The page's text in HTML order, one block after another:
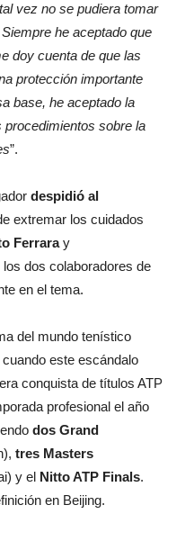
vez no se pudiera tomar
he aceptado que
doy cuenta de que las
protección importante
base, he aceptado la
procedimientos sobre la
”.
despidió al
extremar los cuidados
Ferraray
los dos colaboradores de
en el tema.
del mundo tenístico
este escándalo
conquista de títulos ATP
profesional el año
dos Grand
tres Masters
y el Nitto ATP Finals.
en Beijing.